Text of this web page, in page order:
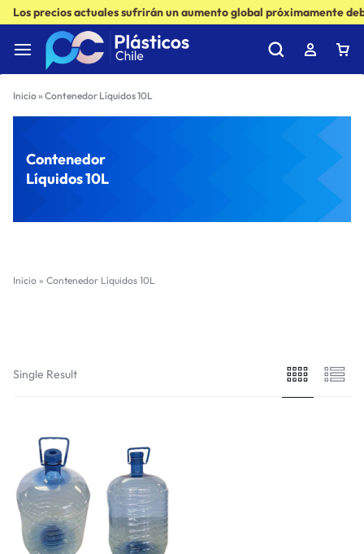
Los precios actuales sufrirán un aumento global próximamente
Inicio» Contenedor Líquidos 10L
Contenedor
Líquidos 10L
Inicio » Contenedor Líquidos 10L
Single Result